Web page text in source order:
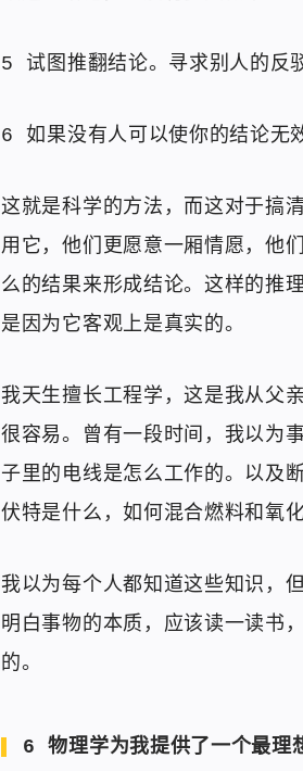
5 试图推翻结论。寻求别人的反
6 如果没有人可以使你的结论无
这就是科学的方法，而这对于搞
用它，他们更愿意一厢情愿，他
么的结果来形成结论。这样的推
是因为它客观上是真实的。
我天生擅长工程学，这是我从父
很容易。曾有一段时间，我以为
子里的电线是怎么工作的。以及
伏特是什么，如何混合燃料和氧
我以为每个人都知道这些知识，
明白事物的本质，应该读一读
的。
6 物理学为我提供了一个最理